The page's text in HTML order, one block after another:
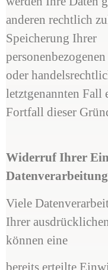
anderen rechtlich
Speicherung Ihrer
oder
letztgenannten Fall
Fortfall dieser
Widerruf Ihrer
Datenverarbeitung
Viele
Ihrer
können eine
bereits erteilte